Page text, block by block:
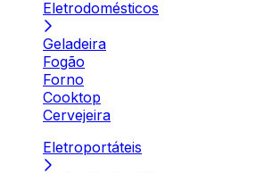
Eletrodomésticos
Geladeira
Fogão
Forno
Cooktop
Cervejeira
Eletroportáteis